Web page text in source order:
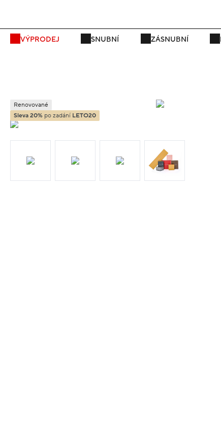
VÝPRODEJ SNUBNÍ ZÁSNUBNÍ
Renovované
Sleva 20% po zadání LETO20